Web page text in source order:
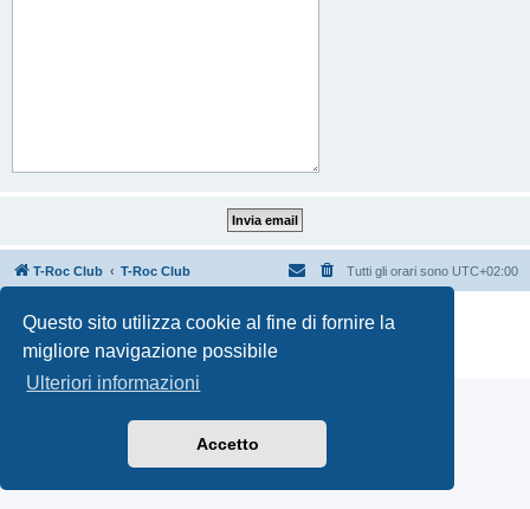
Questo sito utilizza cookie al fine di fornire la
migliore navigazione possibile
Ulteriori informazioni
Accetto
T-Roc Club T-Roc Club Tutti gli orari sono UTC+02:00
Creato da
® Forum Software © phpBB Limited
Privacy|Condizioni